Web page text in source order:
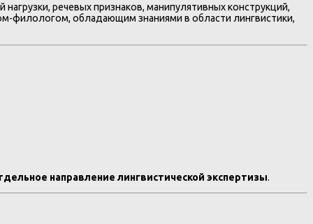
речевых признаков, манипулятивных конструкций,
филологом, обладающим знаниями в области лингвистики,
направление лингвистической экспертизы.